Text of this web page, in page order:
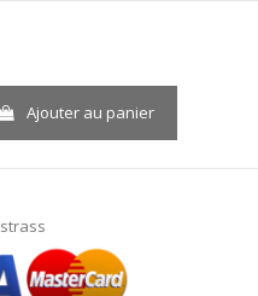
Ajouter au panier
strass